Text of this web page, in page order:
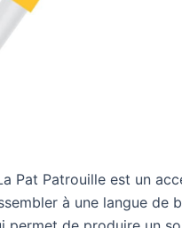
Pat Patrouille est un
à une langue de